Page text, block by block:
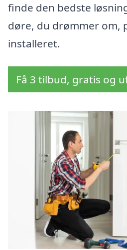
finde den bedste
døre, du drømmer om,
installeret.
Få 3 tilbud, gratis og